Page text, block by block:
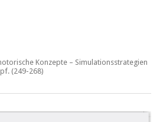
Konzepte – Simulationsstrategien
(249-268)